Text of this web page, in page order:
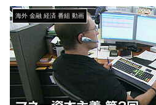
海外 金融 経済 番組 動画